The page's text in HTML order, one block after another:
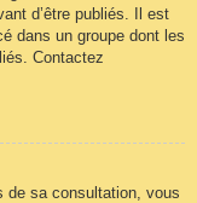
d’être publiés. Il est
dans un groupe dont les
Contactez
de sa consultation, vous